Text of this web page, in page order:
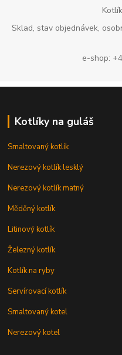
Sklad, stav objednávek,
e-shop:
Kotlíky na guláš
Smaltovaný kotlík
Nerezový kotlík lesklý
Nerezový kotlík matný
Měděný kotlík
Litinový kotlík
Železný kotlík
Kotlík na ryby
Servírovací kotlík
Smaltovaný kotel
Nerezový kotel